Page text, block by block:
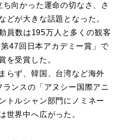
向かった運命の切なさ、さ
どが大きな話題となった。
員数は195万人と多くの観客
47回日本アカデミー賞」で
を受賞した。
らず、韓国、台湾など海外
ンスの「アヌシー国際アニ
トルシャン部門にノミネー
世界中へ広がった。